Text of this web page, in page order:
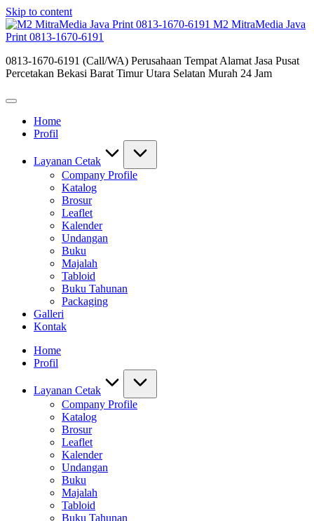
Skip to content
M2 MitraMedia Java
Print 0813-1670-6191
0813-1670-6191 (Call/WA) Perusahaan Tempat Alamat Jasa Pusat
Percetakan Bekasi Barat Timur Utara Selatan Murah 24 Jam
Home
Profil
Layanan Cetak
Company Profile
Katalog
Brosur
Leaflet
Kalender
Undangan
Buku
Majalah
Tabloid
Buku Tahunan
Packaging
Galleri
Kontak
Home
Profil
Layanan Cetak
Company Profile
Katalog
Brosur
Leaflet
Kalender
Undangan
Buku
Majalah
Tabloid
Buku Tahunan